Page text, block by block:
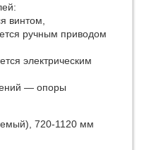
винтом,
ручным приводом
электрическим
— опоры
720-1120 мм